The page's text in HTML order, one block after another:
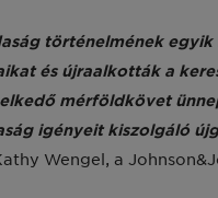
történelmének
és újraalkották a
mérföldkövet
igényeit kiszolgáló
Wengel, a